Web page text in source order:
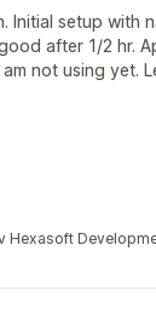
Initial setup with
after 1/2 hr.
not using yet.
Hexasoft